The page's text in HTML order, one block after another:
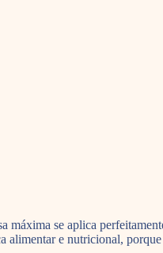
máxima se aplica
alimentar e nutricional,